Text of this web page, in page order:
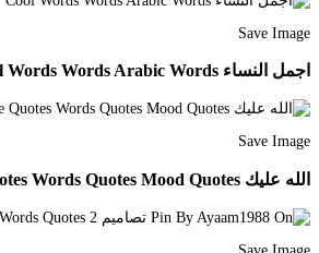
Save Image
اجمل النساء Cool Words Words Arabic Words
Save Image
الله عليك Love Smile Quotes Words Quotes Mood Quotes